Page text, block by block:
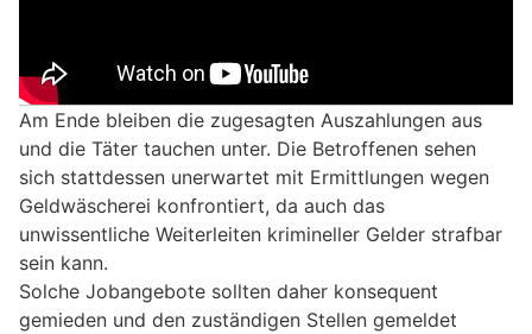
Am Ende bleiben die zugesagten Auszahlungen aus
und die Täter tauchen unter. Die Betroffenen sehen
sich stattdessen unerwartet mit Ermittlungen wegen
Geldwäscherei konfrontiert, da auch das
unwissentliche Weiterleiten krimineller Gelder strafbar
sein kann.
Solche Jobangebote sollten daher konsequent
gemieden und den zuständigen Stellen gemeldet